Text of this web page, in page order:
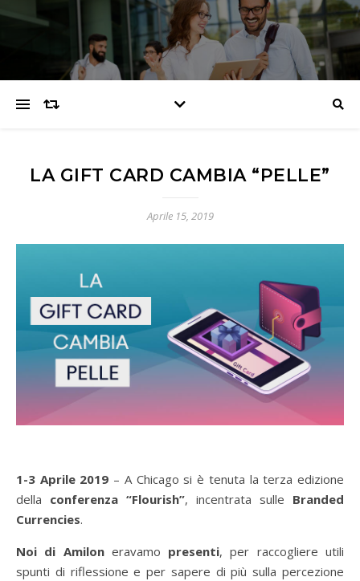
LA GIFT CARD CAMBIA “PELLE”
Aprile 15, 2019
1-3 Aprile 2019 – A Chicago si è tenuta la terza edizione
della conferenza “Flourish”, incentrata sulle Branded
Currencies.
Noi di Amiloneravamo presenti, per raccogliere utili
spunti di riflessione e per sapere di più sulla percezione